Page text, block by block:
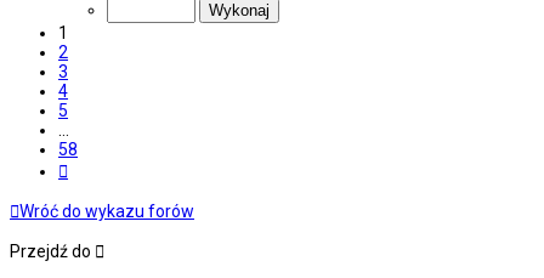
1
2
3
4
5
58
Wróć do wykazu forów
Przejdź do